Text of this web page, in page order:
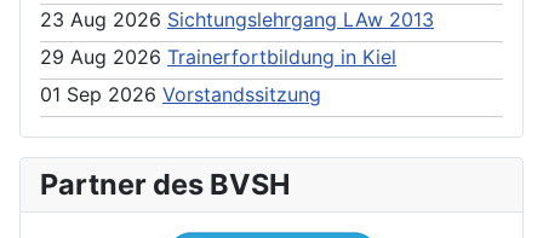
23 Aug 2026 Sichtungslehrgang LAw 2013
29 Aug 2026 Trainerfortbildung in Kiel
01 Sep 2026 Vorstandssitzung
Partner des BVSH